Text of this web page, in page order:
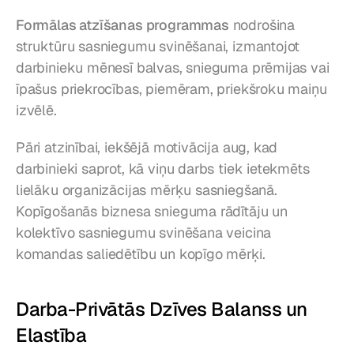
Formālas atzīšanas programmas nodrošina
struktūru sasniegumu svinēšanai, izmantojot
darbinieku mēnesī balvas, snieguma prēmijas vai
īpašus priekrocības, piemēram, priekšroku maiņu
izvēlē.
Pāri atzinībai, iekšējā motivācija aug, kad
darbinieki saprot, kā viņu darbs tiek ietekmēts
lielāku organizācijas mērķu sasniegšanā.
Kopīgošanās biznesa snieguma rādītāju un
kolektīvo sasniegumu svinēšana veicina
komandas saliedētību un kopīgo mērķi.
Darba-Privātās Dzīves Balanss un
Elastība